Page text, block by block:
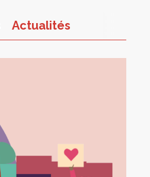
Actualités